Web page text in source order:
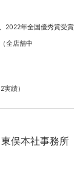
2022年全国優秀賞受賞
全店舗中
績）
俣本社事務所